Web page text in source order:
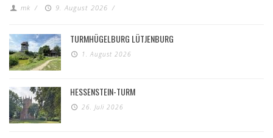
mk / 9. August 2026 /
TURMHÜGELBURG LÜTJENBURG
1. August 2026
HESSENSTEIN-TURM
26. Juli 2026